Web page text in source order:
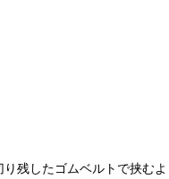
残したゴムベルトで挟む